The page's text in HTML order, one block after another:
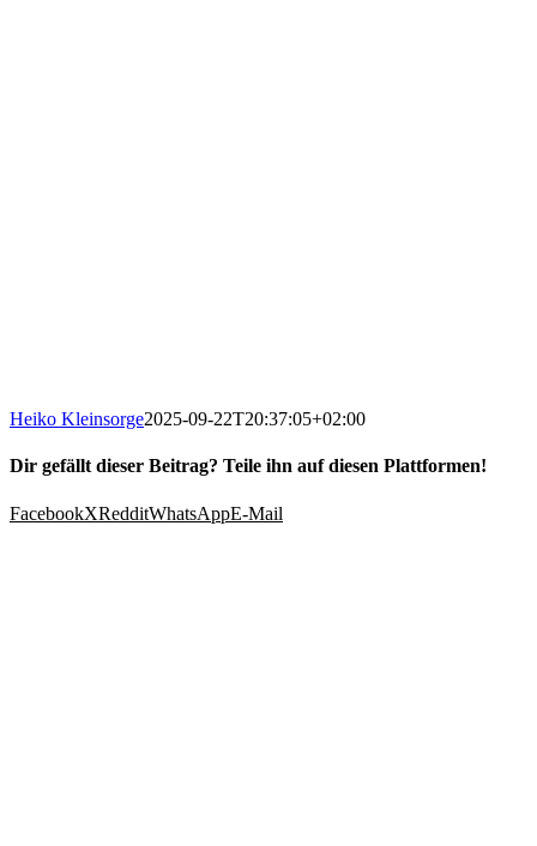
Heiko Kleinsorge2025-09-22T20:37:05+02:00
Dir gefällt dieser Beitrag? Teile ihn auf diesen Plattformen!
FacebookXRedditWhatsAppE-Mail